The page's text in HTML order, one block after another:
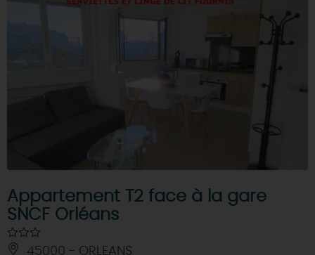
Appartement T2 face à la gare
SNCF Orléans
45000 - ORLEANS